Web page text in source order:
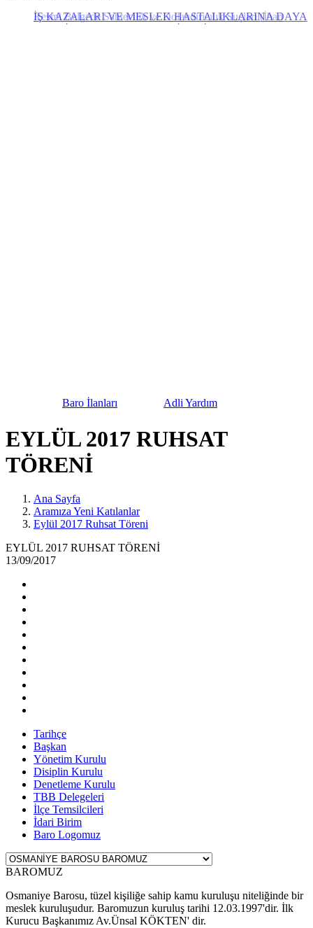
İŞ KAZALARI VE MESLEK HASTALIKLARINA
Baro İlanları Adli Yardım
EYLÜL 2017 RUHSAT
TÖRENİ
Ana Sayfa
Aramıza Yeni Katılanlar
Eylül 2017 Ruhsat Töreni
EYLÜL 2017 RUHSAT TÖRENİ
13/09/2017
Tarihçe
Başkan
Yönetim Kurulu
Disiplin Kurulu
Denetleme Kurulu
TBB Delegeleri
İlçe Temsilcileri
İdari Birim
Baro Logomuz
BAROMUZ
Osmaniye Barosu, tüzel kişiliğe sahip kamu kuruluşu niteliğinde bir
meslek kuruluşudur. Baromuzun kuruluş tarihi 12.03.1997'dir. İlk
Kurucu Başkanımız Av.Ünsal KÖKTEN' dir.